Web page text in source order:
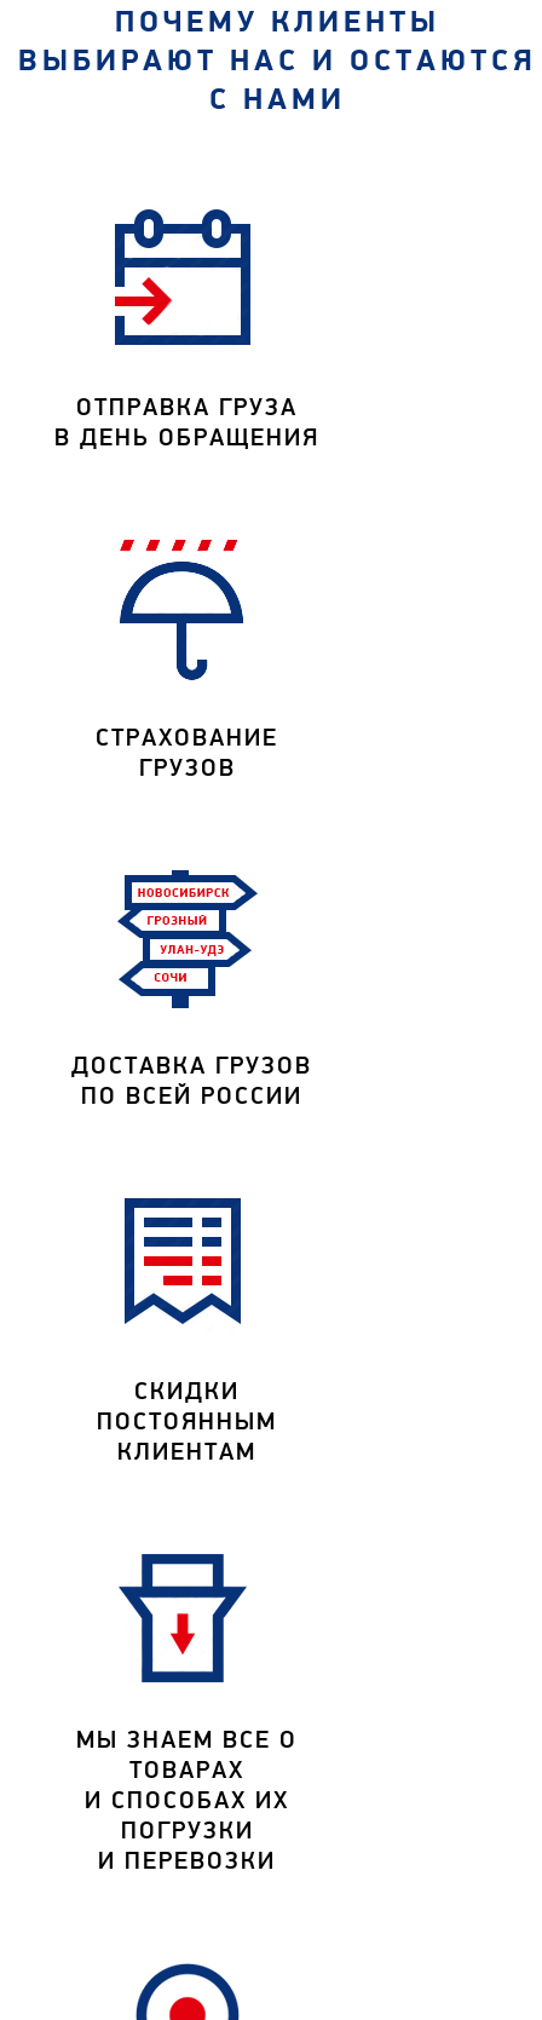
ПОЧЕМУ КЛИЕНТЫ
ВЫБИРАЮТ НАС И ОСТАЮТСЯ
С НАМИ
ОТПРАВКА ГРУЗА
В ДЕНЬ ОБРАЩЕНИЯ
СТРАХОВАНИЕ
ГРУЗОВ
ДОСТАВКА ГРУЗОВ
ПО ВСЕЙ РОССИИ
СКИДКИ
ПОСТОЯННЫМ
КЛИЕНТАМ
МЫ ЗНАЕМ ВСЕ О
ТОВАРАХ
И СПОСОБАХ ИХ
ПОГРУЗКИ
И ПЕРЕВОЗКИ